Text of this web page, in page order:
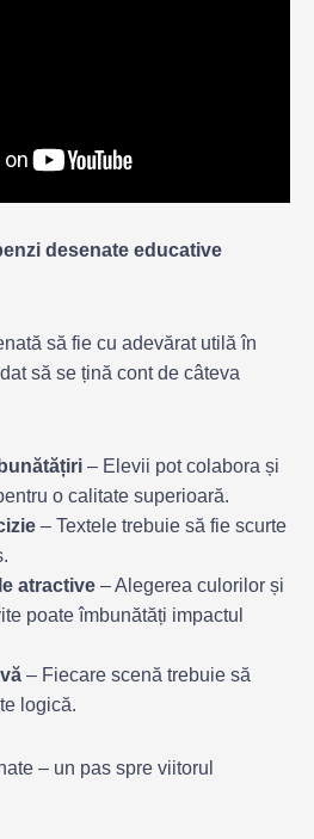
desenate educative
să fie cu adevărat utilă în
să se țină cont de câteva
– Elevii pot colabora și
o calitate superioară.
– Textele trebuie să fie scurte
atractive – Alegerea culorilor și
poate îmbunătăți impactul
– Fiecare scenă trebuie să
logică.
– un pas spre viitorul